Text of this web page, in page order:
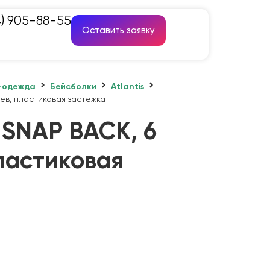
905-88-55
Оставить заявку
Бейсболки
Atlantis
пластиковая застежка
BACK, 6